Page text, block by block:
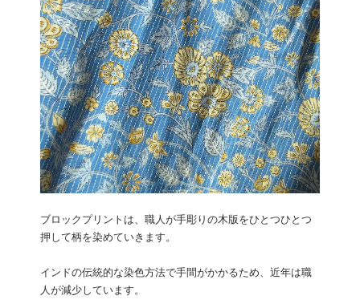
ブロックプリントは、職人が手彫りの木版をひとつひとつ
押して柄を染めていきます。
インドの伝統的な染色方法で手間がかかるため、近年は職
人が減少しています。